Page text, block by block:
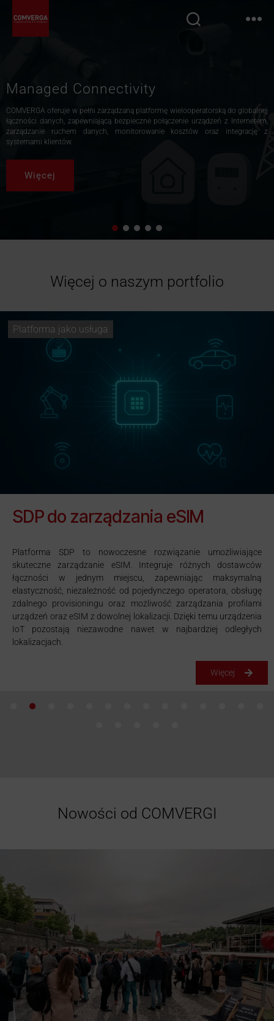
Managed Connectivity
COMVERGA oferuje w pełni zarządzaną platformę wielooperatorską do globalnej
łączności danych, zapewniającą bezpieczne połączenie urządzeń z Internetem,
zarządzanie ruchem danych, monitorowanie kosztów oraz integrację z
systemami klientów.
Więcej
Więcej o naszym portfolio
Platforma jako usługa
SDP do zarządzania eSIM
Platforma SDP to nowoczesne rozwiązanie umożliwiające
skuteczne zarządzanie eSIM. Integruje różnych dostawców
łączności w jednym miejscu, zapewniając maksymalną
elastyczność, niezależność od pojedynczego operatora, obsługę
zdalnego provisioningu oraz możliwość zarządzania profilami
urządzeń oraz eSIM z dowolnej lokalizacji. Dzięki temu urządzenia
IoT pozostają niezawodne nawet w najbardziej odległych
lokalizacjach.
Więcej
Nowości od COMVERGI